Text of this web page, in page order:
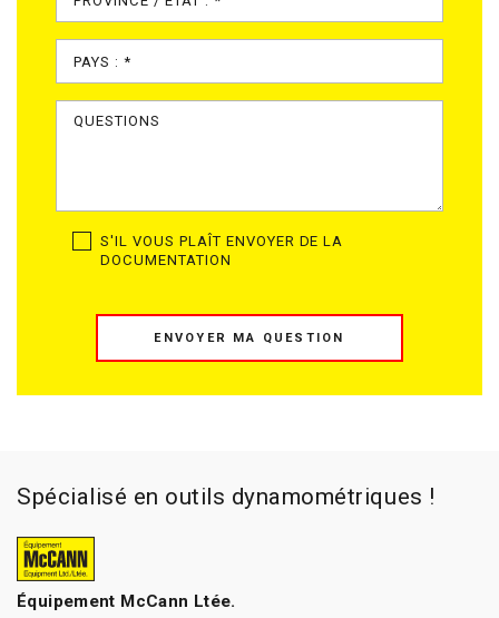
S'IL VOUS PLAÎT ENVOYER DE LA
DOCUMENTATION
ENVOYER MA QUESTION
Spécialisé en outils dynamométriques !
Équipement McCann Ltée.